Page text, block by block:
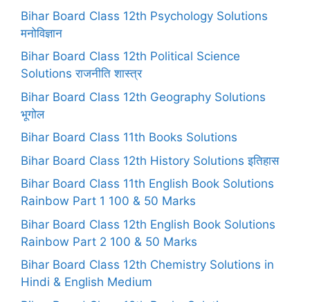
Bihar Board Class 12th Psychology Solutions
मनोविज्ञान
Bihar Board Class 12th Political Science
Solutions राजनीति शास्त्र
Bihar Board Class 12th Geography Solutions
भूगोल
Bihar Board Class 11th Books Solutions
Bihar Board Class 12th History Solutions इतिहास
Bihar Board Class 11th English Book Solutions
Rainbow Part 1 100 & 50 Marks
Bihar Board Class 12th English Book Solutions
Rainbow Part 2 100 & 50 Marks
Bihar Board Class 12th Chemistry Solutions in
Hindi & English Medium